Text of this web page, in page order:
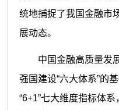
统地捕捉了我国金融市
展动态。
中国金融高质量发
强国建设“六大体系”的
“6+1”七大维度指标体